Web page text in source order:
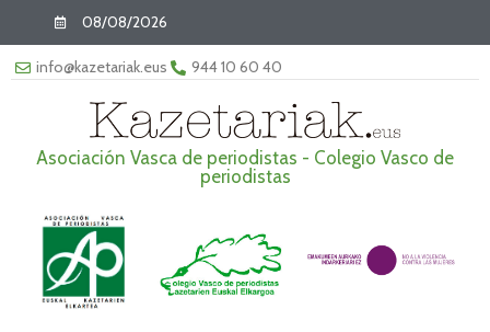
08/08/2026
info@kazetariak.eus 944 10 60 40
Asociación Vasca de periodistas - Colegio Vasco de
periodistas